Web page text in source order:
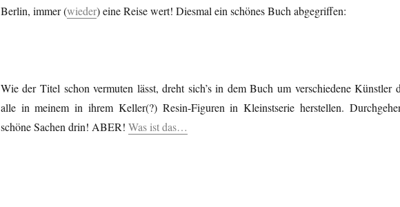
Berlin, immer (wieder) eine Reise wert! Diesmal ein schönes Buch abgegriffen:
Wie der Titel schon vermuten lässt, dreht sich’s in dem Buch um verschiedene Künstler
alle in meinem in ihrem Keller(?) Resin-Figuren in Kleinstserie herstellen.
schöne Sachen drin! ABER! Was ist das…